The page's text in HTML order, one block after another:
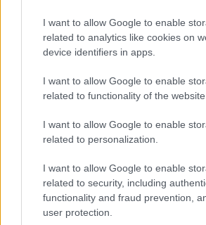
I want to allow Google to enable
related to analytics like cookies on
device identifiers in apps.
I want to allow Google to enable
related to functionality of the website
I want to allow Google to enable
related to personalization.
I want to allow Google to enable
related to security, including
functionality and fraud prevention,
user protection.
Szinte a szemünket is elvágja a
borotvapengéje
| 2023.01.06 17:41
A francia gyártó megvillantotta